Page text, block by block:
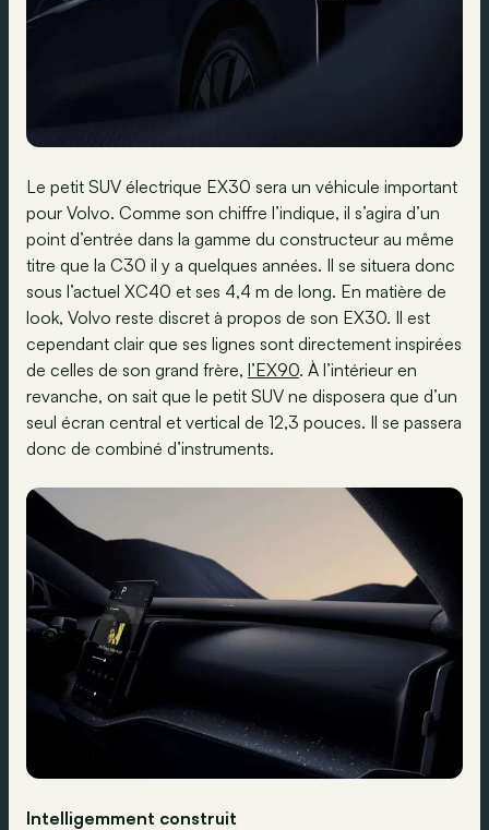
Le petit SUV électrique EX30 sera un véhicule important
pour Volvo. Comme son chiffre l’indique, il s’agira d’un
point d’entrée dans la gamme du constructeur au même
titre que la C30 il y a quelques années. Il se situera donc
sous l’actuel XC40 et ses 4,4 m de long. En matière de
look, Volvo reste discret à propos de son EX30. Il est
cependant clair que ses lignes sont directement inspirées
de celles de son grand frère, l’EX90. À l’intérieur en
revanche, on sait que le petit SUV ne disposera que d’un
seul écran central et vertical de 12,3 pouces. Il se passera
donc de combiné d’instruments.
Intelligemment construit